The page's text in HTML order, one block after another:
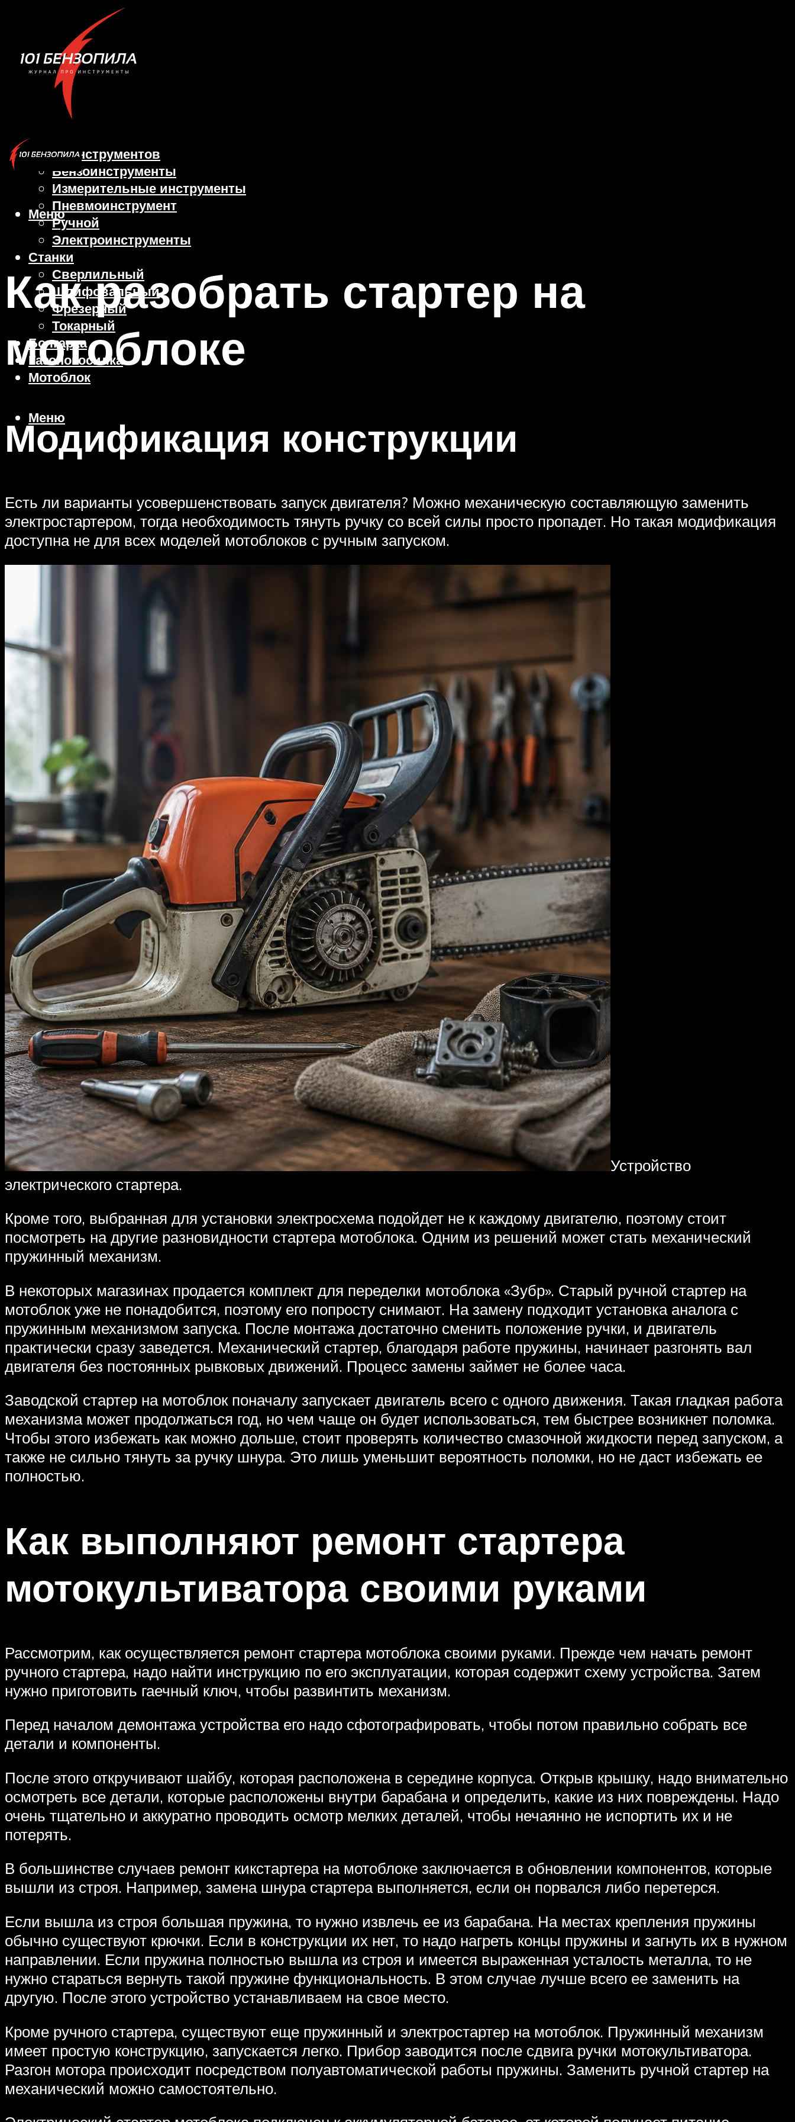
Виды инструментов
Бензоинструменты
Измерительные инструменты
Пневмоинструмент
Ручной
Электроинструменты
Станки
Сверлильный
Шлифовальный
Фрезерный
Токарный
Болгарка
Газонокосилка
Мотоблок
Меню
Меню
Как разобрать стартер на
мотоблоке
Модификация конструкции
Есть ли варианты усовершенствовать запуск двигателя? Можно механическую составляющую заменить
электростартером, тогда необходимость тянуть ручку со всей силы просто пропадет. Но такая модификация
доступна не для всех моделей мотоблоков с ручным запуском.
Устройство
электрического стартера.
Кроме того, выбранная для установки электросхема подойдет не к каждому двигателю, поэтому стоит
посмотреть на другие разновидности стартера мотоблока. Одним из решений может стать механический
пружинный механизм.
В некоторых магазинах продается комплект для переделки мотоблока «Зубр». Старый ручной стартер на
мотоблок уже не понадобится, поэтому его попросту снимают. На замену подходит установка аналога с
пружинным механизмом запуска. После монтажа достаточно сменить положение ручки, и двигатель
практически сразу заведется. Механический стартер, благодаря работе пружины, начинает разгонять вал
двигателя без постоянных рывковых движений. Процесс замены займет не более часа.
Заводской стартер на мотоблок поначалу запускает двигатель всего с одного движения. Такая гладкая работа
механизма может продолжаться год, но чем чаще он будет использоваться, тем быстрее возникнет поломка.
Чтобы этого избежать как можно дольше, стоит проверять количество смазочной жидкости перед запуском, а
также не сильно тянуть за ручку шнура. Это лишь уменьшит вероятность поломки, но не даст избежать ее
полностью.
Как выполняют ремонт стартера
мотокультиватора своими руками
Рассмотрим, как осуществляется ремонт стартера мотоблока своими руками. Прежде чем начать ремонт
ручного стартера, надо найти инструкцию по его эксплуатации, которая содержит схему устройства. Затем
нужно приготовить гаечный ключ, чтобы развинтить механизм.
Перед началом демонтажа устройства его надо сфотографировать, чтобы потом правильно собрать все
детали и компоненты.
После этого откручивают шайбу, которая расположена в середине корпуса. Открыв крышку, надо внимательно
осмотреть все детали, которые расположены внутри барабана и определить, какие из них повреждены. Надо
очень тщательно и аккуратно проводить осмотр мелких деталей, чтобы нечаянно не испортить их и не
потерять.
В большинстве случаев ремонт кикстартера на мотоблоке заключается в обновлении компонентов, которые
вышли из строя. Например, замена шнура стартера выполняется, если он порвался либо перетерся.
Если вышла из строя большая пружина, то нужно извлечь ее из барабана. На местах крепления пружины
обычно существуют крючки. Если в конструкции их нет, то надо нагреть концы пружины и загнуть их в нужном
направлении. Если пружина полностью вышла из строя и имеется выраженная усталость металла, то не
нужно стараться вернуть такой пружине функциональность. В этом случае лучше всего ее заменить на
другую. После этого устройство устанавливаем на свое место.
Кроме ручного стартера, существуют еще пружинный и электростартер на мотоблок. Пружинный механизм
имеет простую конструкцию, запускается легко. Прибор заводится после сдвига ручки мотокультиватора.
Разгон мотора происходит посредством полуавтоматической работы пружины. Заменить ручной стартер на
механический можно самостоятельно.